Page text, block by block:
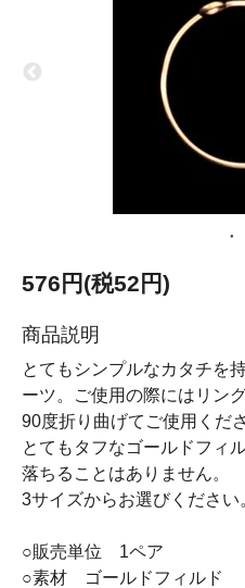
576円(税52円)
商品説明
とてもシンプルなカタチを
ーツ。ご使用の際にはリン
90度折り曲げてご使用くださ
とてもタフなゴールドフィ
落ちることはありません。
3サイズからお選びください
○販売単位 1ペア
○素材 ゴールドフィルド